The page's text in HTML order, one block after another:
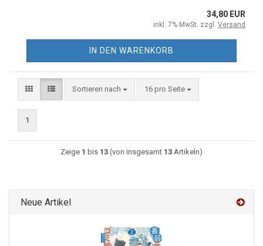
34,80 EUR
inkl. 7% MwSt. zzgl. Versand
IN DEN WARENKORB
Sortieren nach 16 pro Seite
1
Zeige 1 bis 13 (von insgesamt 13 Artikeln)
Neue Artikel